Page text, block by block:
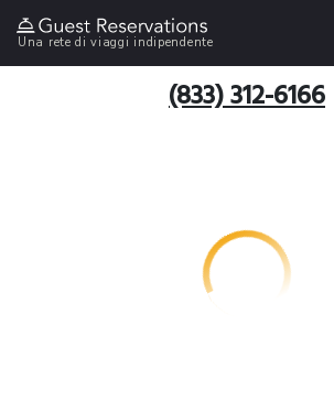
Una rete di viaggi indipendente
(833) 312-6166